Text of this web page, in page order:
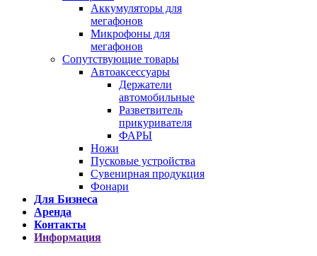
Аккумуляторы для
мегафонов
Микрофоны для
мегафонов
Сопутствующие товары
Автоаксессуары
Держатели
автомобильные
Разветвитель
прикуривателя
ФАРЫ
Ножи
Пусковые устройства
Сувенирная продукция
Фонари
Для Бизнеса
Аренда
Контакты
Информация